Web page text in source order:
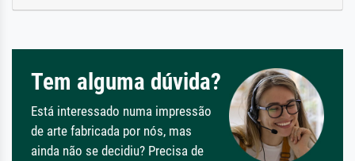
Tem alguma dúvida?
Está interessado numa impressão
de arte fabricada por nós, mas
ainda não se decidiu? Precisa de